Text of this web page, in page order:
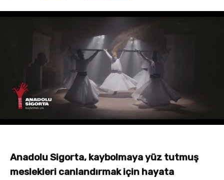
Anadolu Sigorta, kaybolmaya yüz tutmuş
meslekleri canlandırmak için hayata